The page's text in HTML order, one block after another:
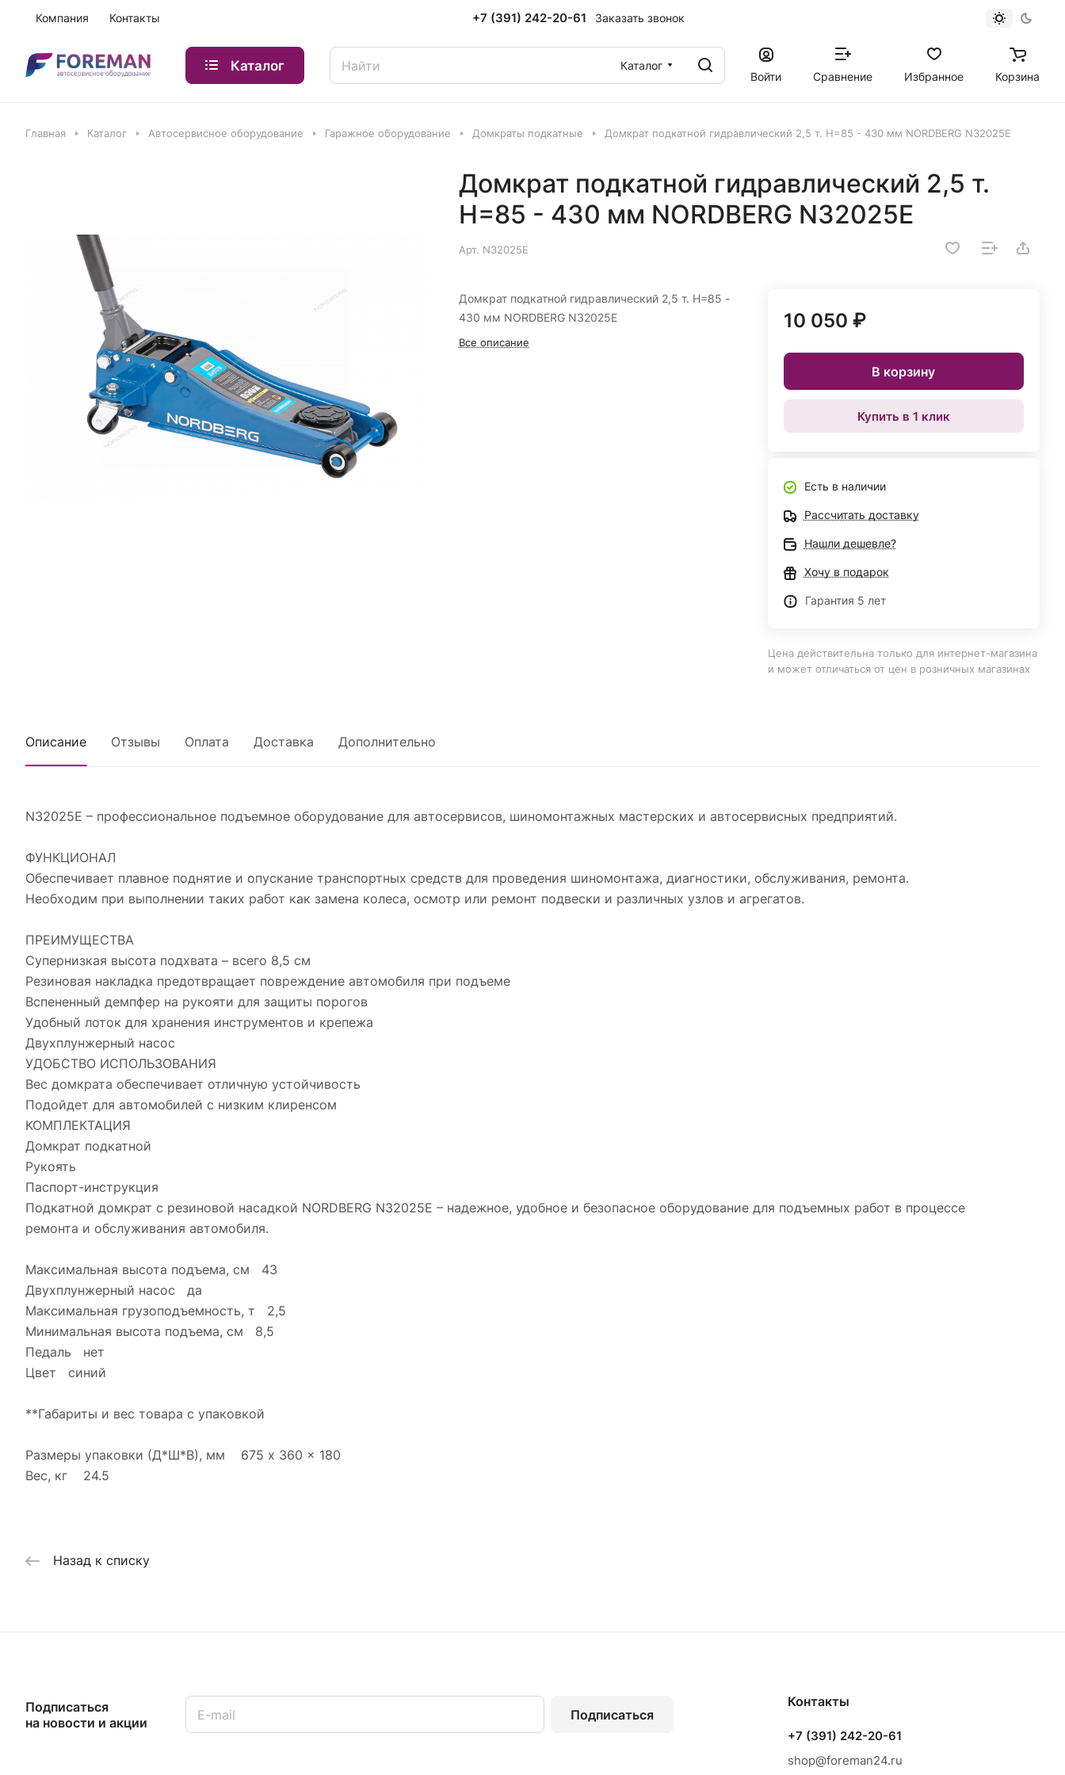
Компания Контакты +7 (391) 242-20-61 Заказать звонок
Каталог
Каталог
Войти
Сравнение Избранное Корзина
Главная Каталог Автосервисное оборудование Гаражное оборудование Домкраты подкатные Домкрат подкатной гидравлический 2,5 т. H=85 - 430 мм NORDBERG N32025E
Домкрат подкатной гидравлический 2,5 т.
H=85 - 430 мм NORDBERG N32025E
Арт. N32025E
Домкрат подкатной гидравлический 2,5 т. H=85 -
430 мм NORDBERG N32025E
Все описание
10 050 ₽
В корзину
Купить в 1 клик
Есть в наличии
Рассчитать доставку
Нашли дешевле?
Хочу в подарок
Гарантия 5 лет
Цена действительна только для интернет-магазина
и может отличаться от цен в розничных магазинах
Описание Отзывы Оплата Доставка Дополнительно
N32025E – профессиональное подъемное оборудование для автосервисов, шиномонтажных мастерских и автосервисных предприятий.
ФУНКЦИОНАЛ
Обеспечивает плавное поднятие и опускание транспортных средств для проведения шиномонтажа, диагностики, обслуживания, ремонта.
Необходим при выполнении таких работ как замена колеса, осмотр или ремонт подвески и различных узлов и агрегатов.
ПРЕИМУЩЕСТВА
Супернизкая высота подхвата – всего 8,5 см
Резиновая накладка предотвращает повреждение автомобиля при подъеме
Вспененный демпфер на рукояти для защиты порогов
Удобный лоток для хранения инструментов и крепежа
Двухплунжерный насос
УДОБСТВО ИСПОЛЬЗОВАНИЯ
Вес домкрата обеспечивает отличную устойчивость
Подойдет для автомобилей с низким клиренсом
КОМПЛЕКТАЦИЯ
Домкрат подкатной
Рукоять
Паспорт-инструкция
Подкатной домкрат с резиновой насадкой NORDBERG N32025E – надежное, удобное и безопасное оборудование для подъемных работ в процессе
ремонта и обслуживания автомобиля.
Максимальная высота подъема, см 43
Двухплунжерный насос да
Максимальная грузоподъемность, т 2,5
Минимальная высота подъема, см 8,5
Педаль нет
Цвет синий
**Габариты и вес товара с упаковкой
Размеры упаковки (Д*Ш*В), мм 675 x 360 x 180
Вес, кг 24.5
Назад к списку
Подписаться
на новости и акции
Подписаться
Контакты
+7 (391) 242-20-61
shop@foreman24.ru